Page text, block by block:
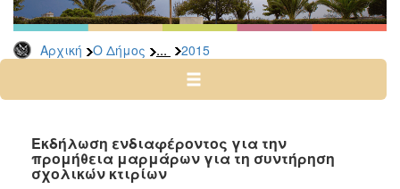
Αρχική Ο Δήμος ... 2015
Δημοπρασίες
Αρχείο
2025
2023
2022
Εκδήλωση ενδιαφέροντος για την
προμήθεια μαρμάρων για τη συντήρηση
σχολικών κτιρίων